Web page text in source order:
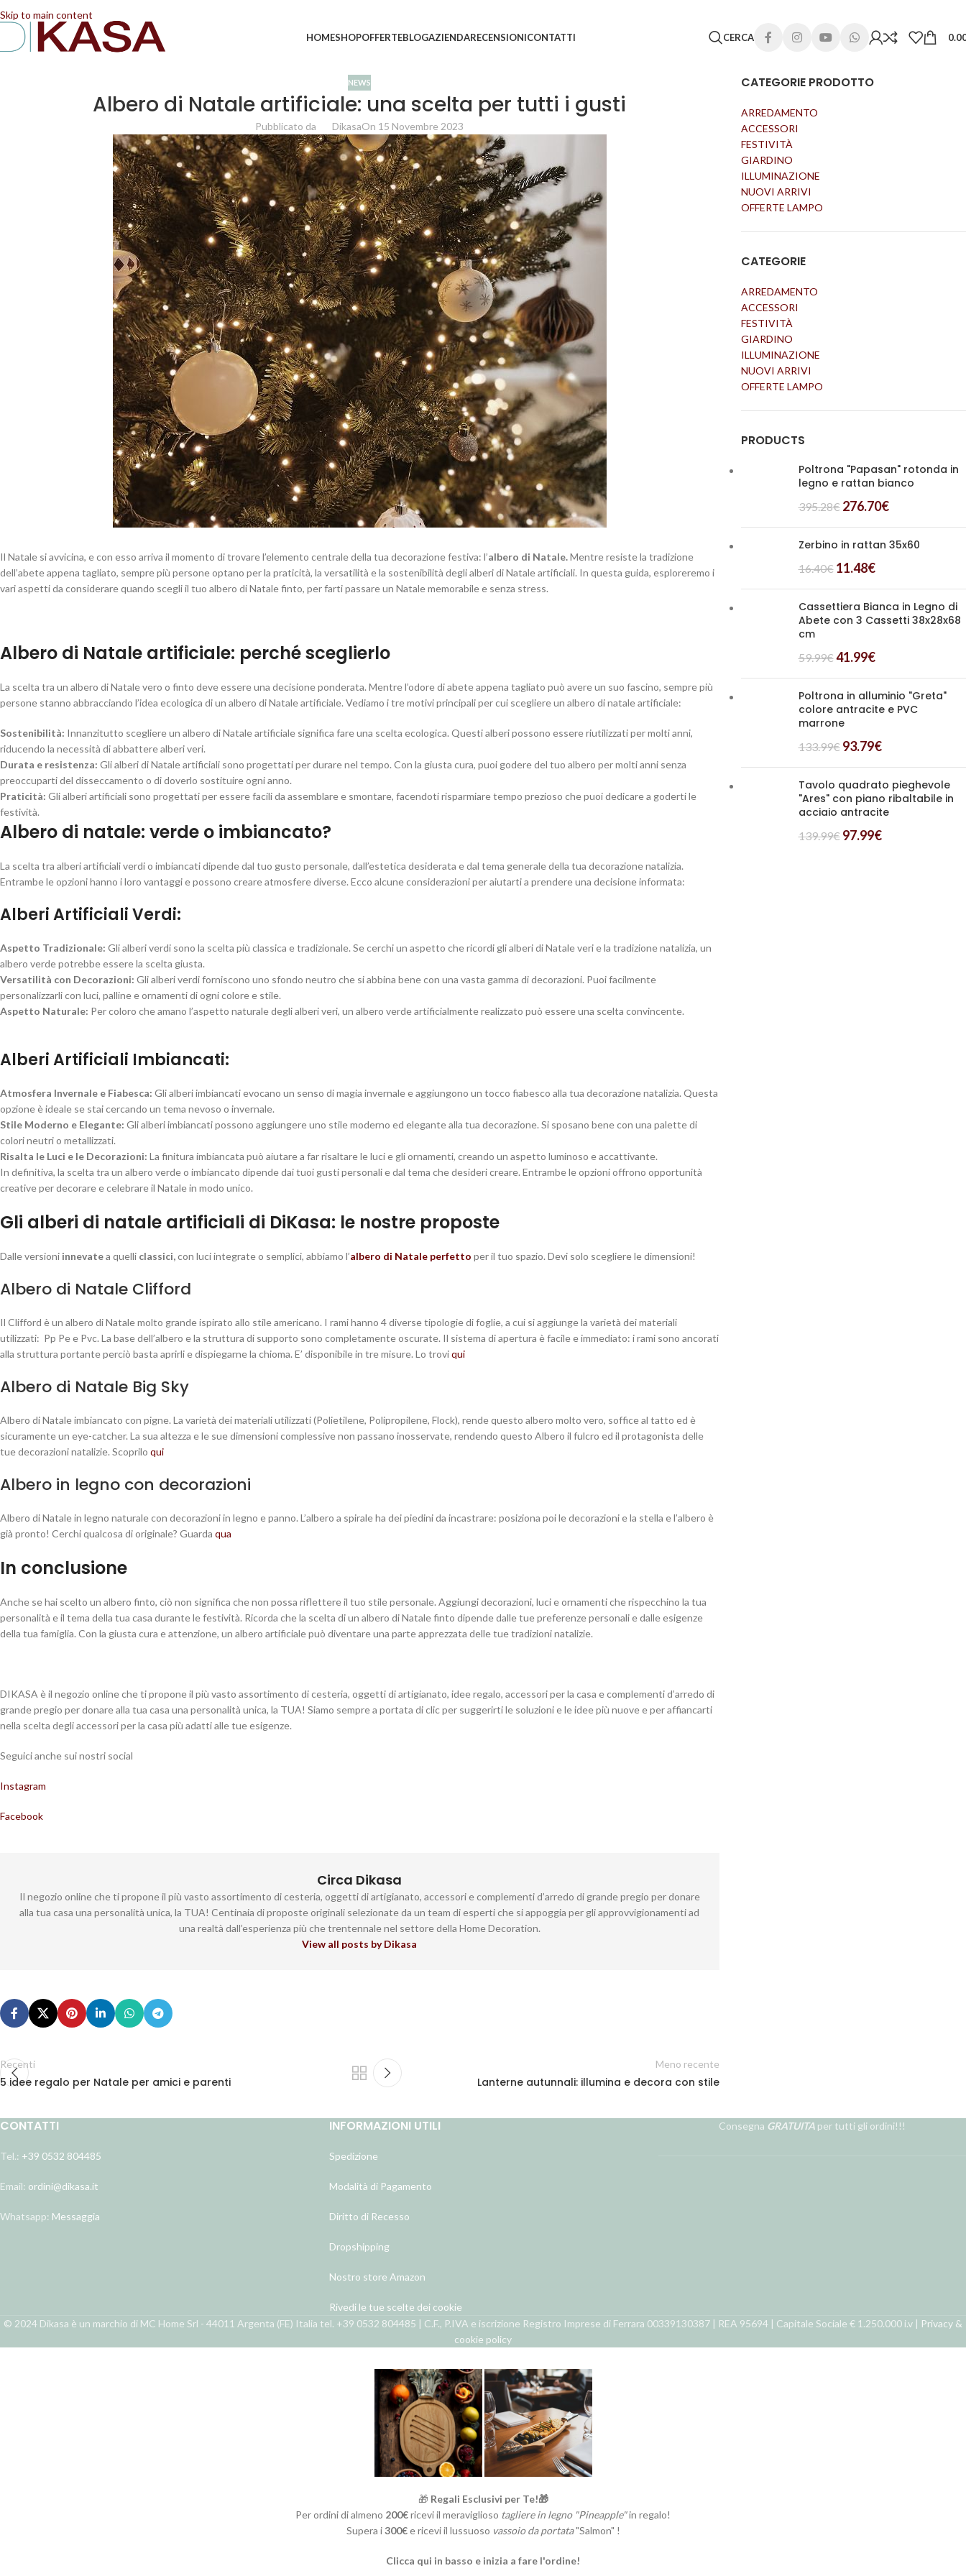
Skip to main content
HOMESHOPOFFERTEBLOGAZIENDARECENSIONICONTATTI CERCA
NEWS
Albero di Natale artificiale: una scelta per tutti i gusti
Pubblicato da DikasaOn 15 Novembre 2023
Il Natale si avvicina, e con esso arriva il momento di trovare l’elemento centrale della tua decorazione festiva: l’albero di Natale.Mentre resiste la tradizione
dell’abete appena tagliato, sempre più persone optano per la praticità, la versatilità e la sostenibilità degli alberi di Natale artificiali. In questa guida, esploreremo i
vari aspetti da considerare quando scegli il tuo albero di Natale finto, per farti passare un Natale memorabile e senza stress.
Albero di Natale artificiale: perché sceglierlo
La scelta tra un albero di Natale vero o finto deve essere una decisione ponderata. Mentre l’odore di abete appena tagliato può avere un suo fascino, sempre più
persone stanno abbracciando l’idea ecologica di un albero di Natale artificiale. Vediamo i tre motivi principali per cui scegliere un albero di natale artificiale:
Sostenibilità: Innanzitutto scegliere un albero di Natale artificiale significa fare una scelta ecologica. Questi alberi possono essere riutilizzati per molti anni,
riducendo la necessità di abbattere alberi veri.
Durata e resistenza: Gli alberi di Natale artificiali sono progettati per durare nel tempo. Con la giusta cura, puoi godere del tuo albero per molti anni senza
preoccuparti del disseccamento o di doverlo sostituire ogni anno.
Praticità: Gli alberi artificiali sono progettati per essere facili da assemblare e smontare, facendoti risparmiare tempo prezioso che puoi dedicare a goderti le
festività.
Albero di natale: verde o imbiancato?
La scelta tra alberi artificiali verdi o imbiancati dipende dal tuo gusto personale, dall’estetica desiderata e dal tema generale della tua decorazione natalizia.
Entrambe le opzioni hanno i loro vantaggi e possono creare atmosfere diverse. Ecco alcune considerazioni per aiutarti a prendere una decisione informata:
Alberi Artificiali Verdi:
Aspetto Tradizionale: Gli alberi verdi sono la scelta più classica e tradizionale. Se cerchi un aspetto che ricordi gli alberi di Natale veri e la tradizione natalizia, un
albero verde potrebbe essere la scelta giusta.
Versatilità con Decorazioni: Gli alberi verdi forniscono uno sfondo neutro che si abbina bene con una vasta gamma di decorazioni. Puoi facilmente
personalizzarli con luci, palline e ornamenti di ogni colore e stile.
Aspetto Naturale: Per coloro che amano l’aspetto naturale degli alberi veri, un albero verde artificialmente realizzato può essere una scelta convincente.
Alberi Artificiali Imbiancati:
Atmosfera Invernale e Fiabesca: Gli alberi imbiancati evocano un senso di magia invernale e aggiungono un tocco fiabesco alla tua decorazione natalizia. Questa
opzione è ideale se stai cercando un tema nevoso o invernale.
Stile Moderno e Elegante: Gli alberi imbiancati possono aggiungere uno stile moderno ed elegante alla tua decorazione. Si sposano bene con una palette di
colori neutri o metallizzati.
Risalta le Luci e le Decorazioni: La finitura imbiancata può aiutare a far risaltare le luci e gli ornamenti, creando un aspetto luminoso e accattivante.
In definitiva, la scelta tra un albero verde o imbiancato dipende dai tuoi gusti personali e dal tema che desideri creare. Entrambe le opzioni offrono opportunità
creative per decorare e celebrare il Natale in modo unico.
Gli alberi di natale artificiali di DiKasa: le nostre proposte
Dalle versioni innevatea quelli classici,con luci integrate o semplici, abbiamo l’albero di Natale perfetto per il tuo spazio. Devi solo scegliere le dimensioni!
Albero di Natale Clifford
Il Clifford è un albero di Natale molto grande ispirato allo stile americano. I rami hanno 4 diverse tipologie di foglie, a cui si aggiunge la varietà dei materiali
utilizzati: Pp Pe e Pvc. La base dell’albero e la struttura di supporto sono completamente oscurate. Il sistema di apertura è facile e immediato: i rami sono ancorati
alla struttura portante perciò basta aprirli e dispiegarne la chioma. E’ disponibile in tre misure. Lo troviqui
Albero di Natale Big Sky
Albero di Natale imbiancato con pigne. La varietà dei materiali utilizzati (Polietilene, Polipropilene, Flock), rende questo albero molto vero, soffice al tatto ed è
sicuramente un eye-catcher. La sua altezza e le sue dimensioni complessive non passano inosservate, rendendo questo Albero il fulcro ed il protagonista delle
tue decorazioni natalizie. Scoprilo qui
Albero in legno con decorazioni
Albero di Natale in legno naturale con decorazioni in legno e panno. L’albero a spirale ha dei piedini da incastrare: posiziona poi le decorazioni e la stella e l’albero è
già pronto! Cerchi qualcosa di originale? Guarda qua
In conclusione
Anche se hai scelto un albero finto, ciò non significa che non possa riflettere il tuo stile personale. Aggiungi decorazioni, luci e ornamenti che rispecchino la tua
personalità e il tema della tua casa durante le festività. Ricorda che la scelta di un albero di Natale finto dipende dalle tue preferenze personali e dalle esigenze
della tua famiglia. Con la giusta cura e attenzione, un albero artificiale può diventare una parte apprezzata delle tue tradizioni natalizie.
DIKASA è il negozio online che ti propone il più vasto assortimento di cesteria, oggetti di artigianato, idee regalo, accessori per la casa e complementi d’arredo di
grande pregio per donare alla tua casa una personalità unica, la TUA! Siamo sempre a portata di clic per suggerirti le soluzioni e le idee più nuove e per affiancarti
nella scelta degli accessori per la casa più adatti alle tue esigenze.
Seguici anche sui nostri social
Instagram
Facebook
Circa Dikasa
Il negozio online che ti propone il più vasto assortimento di cesteria, oggetti di artigianato, accessori e complementi d’arredo di grande pregio per donare
alla tua casa una personalità unica, la TUA! Centinaia di proposte originali selezionate da un team di esperti che si appoggia per gli approvvigionamenti ad
una realtà dall’esperienza più che trentennale nel settore della Home Decoration.
View all posts by Dikasa
Recenti
5 idee regalo per Natale per amici e parenti
Meno recente
Lanterne autunnali: illumina e decora con stile
CATEGORIE PRODOTTO
ACCESSORI
ARREDAMENTO
FESTIVITÀ
GIARDINO
ILLUMINAZIONE
NUOVI ARRIVI
OFFERTE LAMPO
CATEGORIE
ACCESSORI
ARREDAMENTO
FESTIVITÀ
GIARDINO
ILLUMINAZIONE
NUOVI ARRIVI
OFFERTE LAMPO
PRODUCTS
Poltrona "Papasan" rotonda in
legno e rattan bianco
395.28€ 276.70€
Zerbino in rattan 35x60
16.40€ 11.48€
Cassettiera Bianca in Legno di
Abete con 3 Cassetti 38x28x68
cm
59.99€41.99€
Poltrona in alluminio "Greta"
colore antracite e PVC
marrone
133.99€ 93.79€
Tavolo quadrato pieghevole
"Ares" con piano ribaltabile in
acciaio antracite
139.99€ 97.99€
CONTATTI
Tel.: +39 0532 804485
Email: ordini@dikasa.it
Whatsapp: Messaggia
INFORMAZIONI UTILI
Spedizione
Modalità di Pagamento
Diritto di Recesso
Dropshipping
Nostro store Amazon
Rivedi le tue scelte dei cookie
Consegna GRATUITA per tutti gli ordini!!!
© 2024 Dikasa è un marchio di MC Home Srl - 44011 Argenta (FE) Italia tel. +39 0532 804485 | C.F., P.IVA e iscrizione Registro Imprese di Ferrara 00339130387 | REA 95694 | Capitale Sociale € 1.250.000 i.v | Privacy &
cookie policy
🎁 Regali Esclusivi per Te!🎁
Per ordini di almeno 200€ricevi il meraviglioso tagliere in legno "Pineapple"in regalo!
Supera i300€e ricevi il lussuoso vassoio da portata"Salmon" !
Clicca qui in basso e inizia a fare l'ordine!